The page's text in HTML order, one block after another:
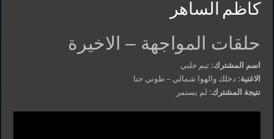
كاظم الساهر
حلقات المواجهة – الاخيرة
اسم المشترك: تيم حلبي
الاغنية: دخلك والهوا شمالي – طوني حنا
نتيجة المشترك: لم يستمر